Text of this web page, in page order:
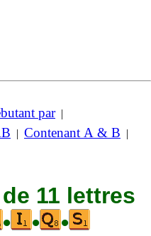
par|
| Contenant A & B |
11 lettres
• • •